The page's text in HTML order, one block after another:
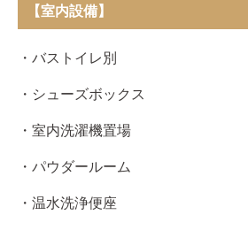
【室内設備】
・バストイレ別
・シューズボックス
・室内洗濯機置場
・パウダールーム
・温水洗浄便座